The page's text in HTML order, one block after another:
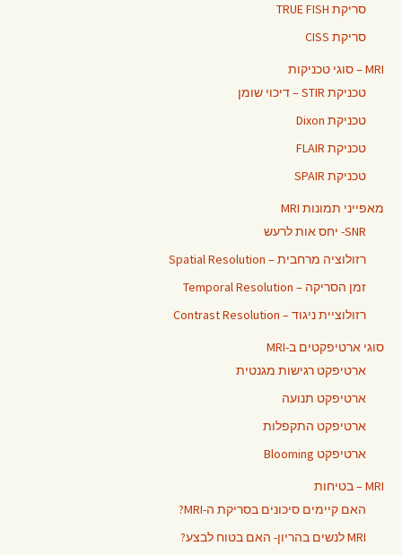
סריקת TRUE FISH
סריקת CISS
MRI – סוגי טכניקות
טכניקת STIR – דיכוי שומן
טכניקת Dixon
טכניקת FLAIR
טכניקת SPAIR
מאפייני תמונות MRI
SNR- יחס אות לרעש
רזולוציה מרחבית – Spatial Resolution
זמן הסריקה – Temporal Resolution
רזולוציית ניגוד – Contrast Resolution
סוגי ארטיפקטים ב-MRI
ארטיפקט רגישות מגנטית
ארטיפקט תנועה
ארטיפקט התקפלות
ארטיפקט Blooming
MRI – בטיחות
האם קיימים סיכונים בסריקת ה-MRI?
MRI לנשים בהריון- האם בטוח לבצע?